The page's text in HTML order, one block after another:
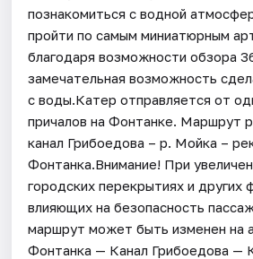
познакомиться с водной
пройти по самым миниатюрным
благодаря возможности обзора
замечательная возможность
с воды.Катер отправляется от
причалов на Фонтанке. Маршрут
канал Грибоедова – р. Мойка –
Фонтанка.Внимание! При
городских перекрытиях и других
влияющих на безопасность
маршрут может быть изменен на
Фонтанка — Канал Грибоедова —